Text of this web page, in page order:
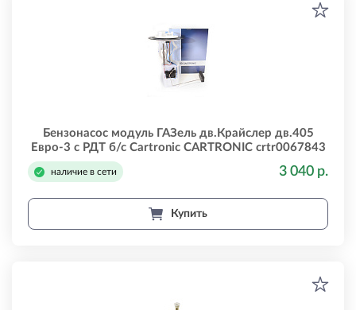
Бензонасос модуль ГАЗель дв.Крайслер дв.405
Евро-3 с РДТ б/с Cartronic CARTRONIC crtr0067843
наличие в сети 3 040 р.
Купить